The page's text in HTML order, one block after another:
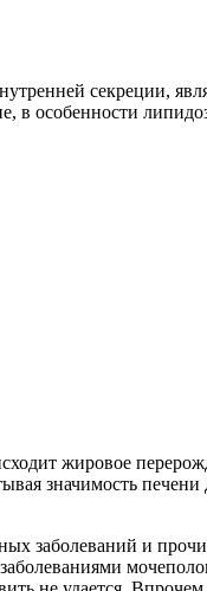
секреции,
в особенности
жировое
значимость печени
заболеваний и